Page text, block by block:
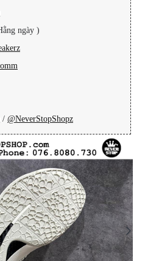
ngày )
/ @NeverStopShopz